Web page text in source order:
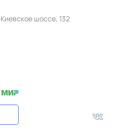
шоссе, 132